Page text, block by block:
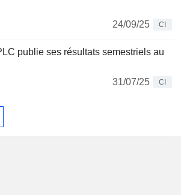
24/09/25
CI
publie ses résultats semestriels au
31/07/25
CI